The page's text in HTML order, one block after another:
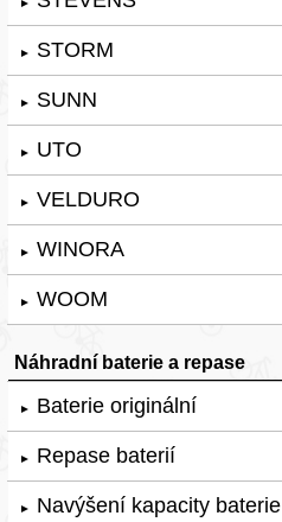
► STORM
► SUNN
► UTO
► VELDURO
► WINORA
► WOOM
Náhradní baterie a repase
► Baterie originální
► Repase baterií
► Navýšení kapacity baterie